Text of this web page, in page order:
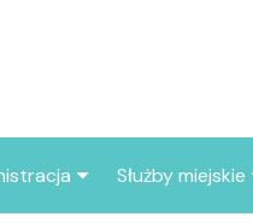
Służby miejskie